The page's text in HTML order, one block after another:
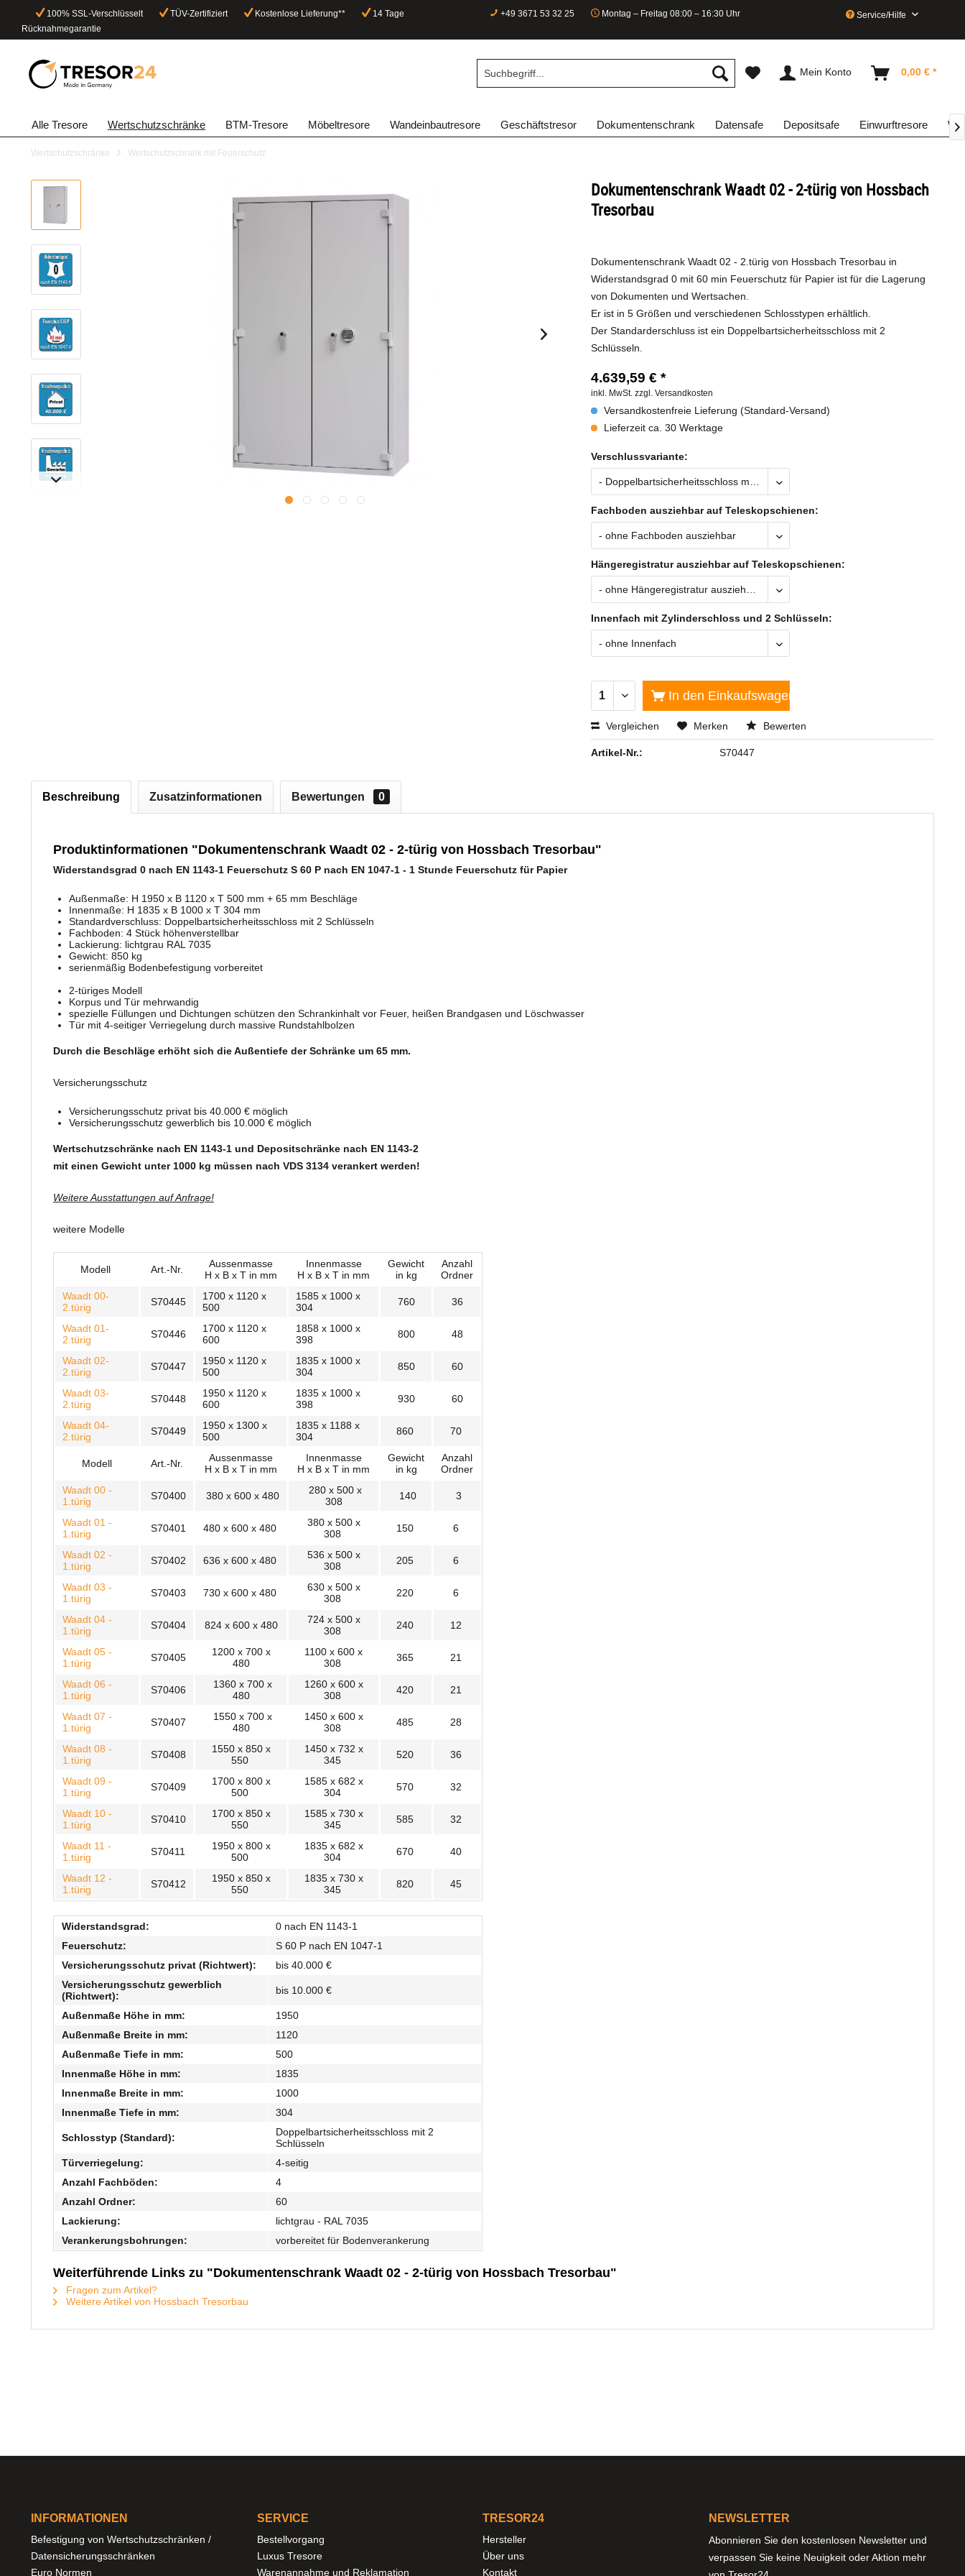
100% SSL-Verschlüsselt TÜV-Zertifiziert Kostenlose Lieferung**
14 Tage
Rücknahmegarantie
+49 3671 53 32 25 Montag – Freitag 08:00 – 16:30 Uhr Service/Hilfe
Mein Konto 0,00 € *
Alle Tresore Wertschutzschränke BTM-Tresore Möbeltresore Wandeinbautresore Geschäftstresor Dokumentenschrank Datensafe Depositsafe Einwurftresore 
Wertschutzschränke Wertschutzschrank mit Feuerschutz
Dokumentenschrank Waadt 02 - 2-türig von Hossbach
Tresorbau
Dokumentenschrank Waadt 02 - 2.türig von Hossbach Tresorbau in
Widerstandsgrad 0 mit 60 min Feuerschutz für Papier ist für die Lagerung
von Dokumenten und Wertsachen.
Er ist in 5 Größen und verschiedenen Schlosstypen erhältlich.
Der Standarderschluss ist ein Doppelbartsicherheitsschloss mit 2
Schlüsseln.
4.639,59 € *
inkl. MwSt. zzgl. Versandkosten
Versandkostenfreie Lieferung (Standard-Versand)
Lieferzeit ca. 30 Werktage
Verschlussvariante:
Fachboden ausziehbar auf Teleskopschienen:
Hängeregistratur ausziehbar auf Teleskopschienen:
Innenfach mit Zylinderschloss und 2 Schlüsseln:
In den Einkaufswagen
Vergleichen Merken Bewerten
Artikel-Nr.: S70447
Beschreibung Zusatzinformationen Bewertungen 0
Produktinformationen "Dokumentenschrank Waadt 02 - 2-türig von Hossbach Tresorbau"
Widerstandsgrad 0 nach EN 1143-1 Feuerschutz S 60 P nach EN 1047-1 - 1 Stunde Feuerschutz für Papier
Außenmaße: H 1950 x B 1120 x T 500 mm + 65 mm Beschläge
Innenmaße: H 1835 x B 1000 x T 304 mm
Standardverschluss: Doppelbartsicherheitsschloss mit 2 Schlüsseln
Fachboden: 4 Stück höhenverstellbar
Lackierung: lichtgrau RAL 7035
Gewicht: 850 kg
serienmäßig Bodenbefestigung vorbereitet
2-türiges Modell
Korpus und Tür mehrwandig
spezielle Füllungen und Dichtungen schützen den Schrankinhalt vor Feuer, heißen Brandgasen und Löschwasser
Tür mit 4-seitiger Verriegelung durch massive Rundstahlbolzen
Durch die Beschläge erhöht sich die Außentiefe der Schränke um 65 mm.
Versicherungsschutz
Versicherungsschutz privat bis 40.000 € möglich
Versicherungsschutz gewerblich bis 10.000 € möglich
Wertschutzschränke nach EN 1143-1 und Depositschränke nach EN 1143-2
mit einen Gewicht unter 1000 kg müssen nach VDS 3134 verankert werden!
Weitere Ausstattungen auf Anfrage!
weitere Modelle
Modell Art.-Nr.
Aussenmasse
H x B x T in mm
Innenmasse
H x B x T in mm
Gewicht
in kg
Anzahl
Ordner
Waadt 00-
2.türig
S70445
1700 x 1120 x
500
1585 x 1000 x
304
760 36
Waadt 01-
2.türig
S70446
1700 x 1120 x
600
1858 x 1000 x
398
800 48
Waadt 02-
2.türig
S70447
1950 x 1120 x
500
1835 x 1000 x
304
850 60
Waadt 03-
2.türig
S70448
1950 x 1120 x
600
1835 x 1000 x
398
930 60
Waadt 04-
2.türig
S70449
1950 x 1300 x
500
1835 x 1188 x
304
860 70
Modell Art.-Nr.
Aussenmasse
H x B x T in mm
Innenmasse
H x B x T in mm
Gewicht
in kg
Anzahl
Ordner
Waadt 00 -
1.türig
S70400 380 x 600 x 480
280 x 500 x
308
140 3
Waadt 01 -
1.türig
S70401 480 x 600 x 480
380 x 500 x
308
150 6
Waadt 02 -
1.türig
S70402 636 x 600 x 480
536 x 500 x
308
205 6
Waadt 03 -
1.türig
S70403 730 x 600 x 480
630 x 500 x
308
220 6
Waadt 04 -
1.türig
S70404 824 x 600 x 480
724 x 500 x
308
240 12
Waadt 05 -
1.türig
S70405
1200 x 700 x
480
1100 x 600 x
308
365 21
Waadt 06 -
1.türig
S70406
1360 x 700 x
480
1260 x 600 x
308
420 21
Waadt 07 -
1.türig
S70407
1550 x 700 x
480
1450 x 600 x
308
485 28
Waadt 08 -
1.türig
S70408
1550 x 850 x
550
1450 x 732 x
345
520 36
Waadt 09 -
1.türig
S70409
1700 x 800 x
500
1585 x 682 x
304
570 32
Waadt 10 -
1.türig
S70410
1700 x 850 x
550
1585 x 730 x
345
585 32
Waadt 11 -
1.türig
S70411
1950 x 800 x
500
1835 x 682 x
304
670 40
Waadt 12 -
1.türig
S70412
1950 x 850 x
550
1835 x 730 x
345
820 45
Widerstandsgrad:
0 nach EN 1143-1
Feuerschutz:
S 60 P nach EN 1047-1
Versicherungsschutz privat (Richtwert):
bis 40.000 €
Versicherungsschutz gewerblich
(Richtwert):
bis 10.000 €
Außenmaße Höhe in mm:
1950
Außenmaße Breite in mm:
1120
Außenmaße Tiefe in mm:
500
Innenmaße Höhe in mm:
1835
Innenmaße Breite in mm:
1000
Innenmaße Tiefe in mm:
304
Schlosstyp (Standard):
Doppelbartsicherheitsschloss mit 2
Schlüsseln
Türverriegelung:
4-seitig
Anzahl Fachböden:
4
Anzahl Ordner:
60
Lackierung:
lichtgrau - RAL 7035
Verankerungsbohrungen:
vorbereitet für Bodenverankerung
Weiterführende Links zu "Dokumentenschrank Waadt 02 - 2-türig von Hossbach Tresorbau"
Fragen zum Artikel?
Weitere Artikel von Hossbach Tresorbau
INFORMATIONEN
Befestigung von Wertschutzschränken /
Datensicherungsschränken
Euro Normen
SERVICE
Bestellvorgang
Luxus Tresore
Warenannahme und Reklamation
TRESOR24
Hersteller
Über uns
Kontakt
NEWSLETTER
Abonnieren Sie den kostenlosen Newsletter und
verpassen Sie keine Neuigkeit oder Aktion mehr